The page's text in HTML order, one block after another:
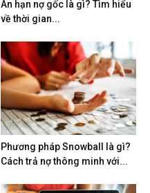
Ân hạn nợ gốc là gì? Tìm hiểu
về thời gian...
Phương pháp Snowball là gì?
Cách trả nợ thông minh với...